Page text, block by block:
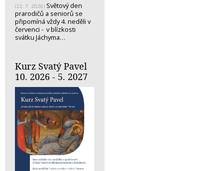
(22. 7. 2026) Světový den
prarodičů a seniorů se
připomíná vždy 4. neděli v
červenci - v blízkosti
svátku Jáchyma…
Kurz Svatý Pavel
10. 2026 - 5. 2027